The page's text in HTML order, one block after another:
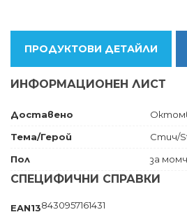
ПРОДУКТОВИ ДЕТАЙЛИ
ИНФОРМАЦИОНЕН ЛИСТ
Доставено
Тема/Герой
Стич/
Пол
за
СПЕЦИФИЧНИ СПРАВКИ
EAN138430957161431